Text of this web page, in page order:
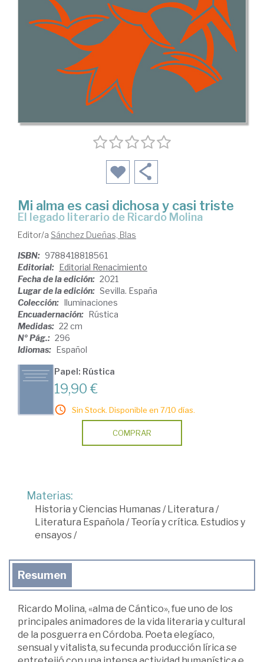
Mi alma es casi dichosa y casi triste
el legado literario de Ricardo Molina
Editor/a Sánchez Dueñas, Blas
ISBN: 9788418818561
Editorial: Editorial Renacimiento
Fecha de la edición: 2021
Lugar de la edición: Sevilla. España
Colección: Iluminaciones
Encuadernación: Rústica
Medidas: 22 cm
Nº Pág.: 296
Idiomas: Español
Papel: Rústica
19,90 €
Sin Stock. Disponible en 7/10 días.
COMPRAR
Materias:
Historia y Ciencias Humanas /Literatura /
Literatura Española /Teoría y crítica. Estudios y
ensayos /
Resumen
Ricardo Molina, «alma de Cántico», fue uno de los
principales animadores de la vida literaria y cultural
de la posguerra en Córdoba. Poeta elegíaco,
sensual y vitalista, su fecunda producción lírica se